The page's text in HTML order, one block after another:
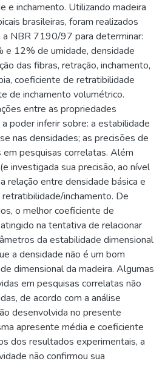
e inchamento. Utilizando madeira
brasileiras, foram realizados
a NBR 7190/97 para determinar:
e 12% de umidade, densidade
das fibras, retração, inchamento,
coeficiente de retratibilidade
de inchamento volumétrico.
entre as propriedades
poder inferir sobre: a estabilidade
nas densidades; as precisões de
pesquisas correlatas. Além
investigada sua precisão, ao nível
relação entre densidade básica e
inchamento. De
o melhor coeficiente de
na tentativa de relacionar
da estabilidade dimensional
a densidade não é um bom
dimensional da madeira. Algumas
em pesquisas correlatas não
de acordo com a análise
desenvolvida no presente
apresente média e coeficiente
dos resultados experimentais, a
não confirmou sua